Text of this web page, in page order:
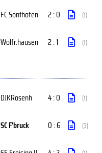
FC Sonthofen 2 : 0 (1)
Wolfr.hausen 2 : 1 (1)
DJKRosenh 4 : 0 (1)
SC F'bruck 0 : 6 (3)